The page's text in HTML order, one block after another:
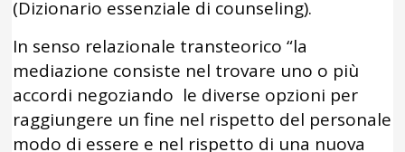
(Dizionario essenziale di counseling).
In senso relazionale transteorico “la
mediazione consiste nel trovare uno o più
accordi negoziando le diverse opzioni per
raggiungere un fine nel rispetto del personale
modo di essere e nel rispetto di una nuova